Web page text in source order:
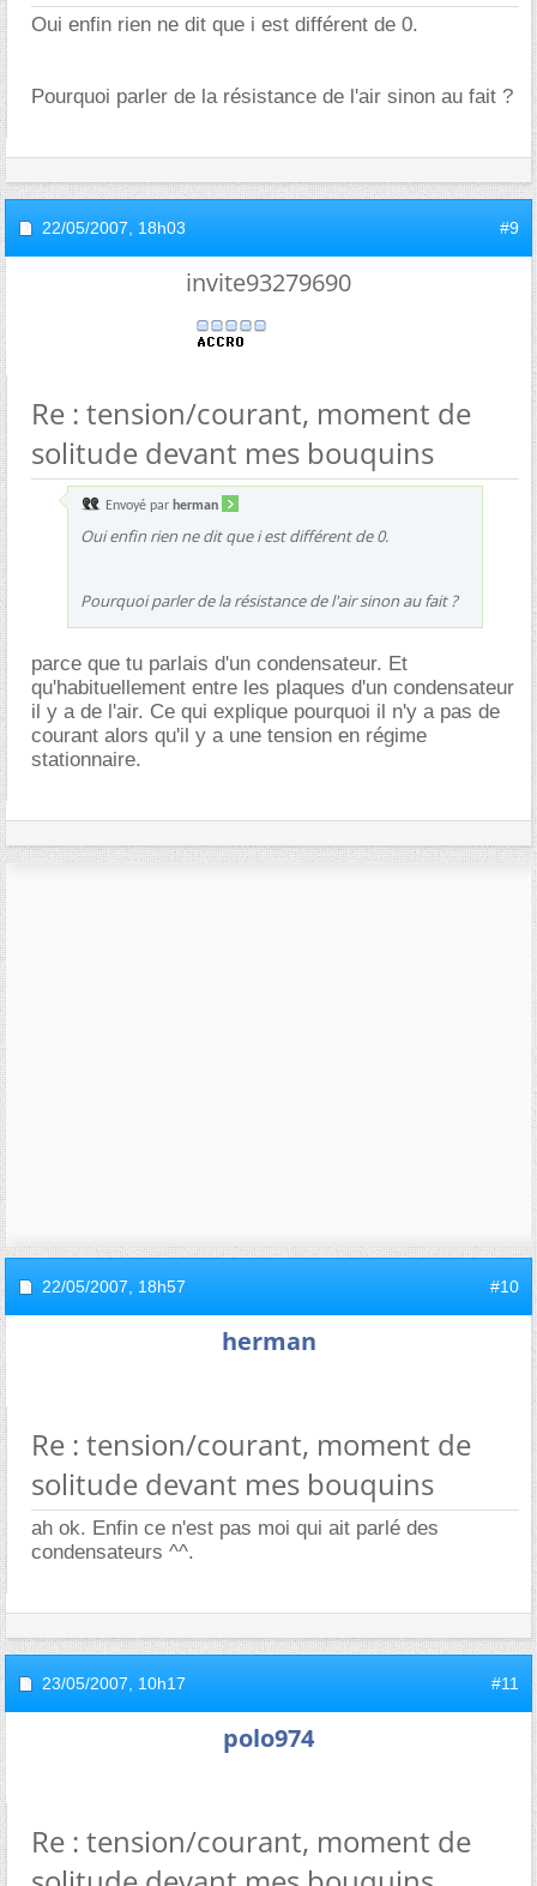
Oui enfin rien ne dit que i est différent de 0.
Pourquoi parler de la résistance de l'air sinon au fait ?
22/05/2007, 18h03 #9
invite93279690
Re : tension/courant, moment de
solitude devant mes bouquins
Envoyé par herman
Oui enfin rien ne dit que i est différent de 0.
Pourquoi parler de la résistance de l'air sinon au fait ?
parce que tu parlais d'un condensateur. Et
qu'habituellement entre les plaques d'un condensateur
il y a de l'air. Ce qui explique pourquoi il n'y a pas de
courant alors qu'il y a une tension en régime
stationnaire.
22/05/2007, 18h57 #10
herman
Re : tension/courant, moment de
solitude devant mes bouquins
ah ok. Enfin ce n'est pas moi qui ait parlé des
condensateurs ^^.
23/05/2007, 10h17 #11
polo974
Re : tension/courant, moment de